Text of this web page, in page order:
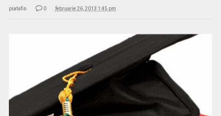
piatafin 0 februarie 26, 2013 1:45 pm